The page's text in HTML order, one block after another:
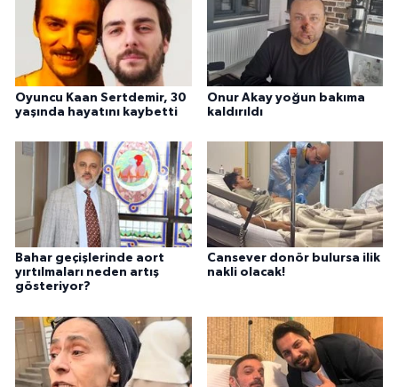
Oyuncu Kaan Sertdemir, 30
yaşında hayatını kaybetti
Onur Akay yoğun bakıma
kaldırıldı
Bahar geçişlerinde aort
yırtılmaları neden artış
gösteriyor?
Cansever donör bulursa ilik
nakli olacak!